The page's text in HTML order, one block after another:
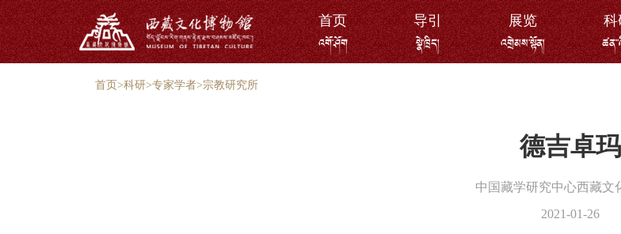
首页
འགོ་ཤོག
导引
སྣེ་ཁྲིད།
展览
འགྲེམས་སྟོན།
首页 >科研>专家学者>宗教研究所
德吉卓玛
中国藏学研究中心西藏文
2021-01-26